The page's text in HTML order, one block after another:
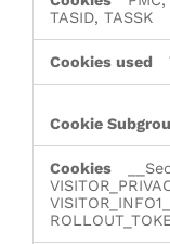
TASID, TASSK